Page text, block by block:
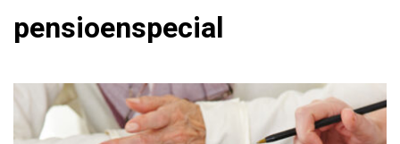
pensioenspecial